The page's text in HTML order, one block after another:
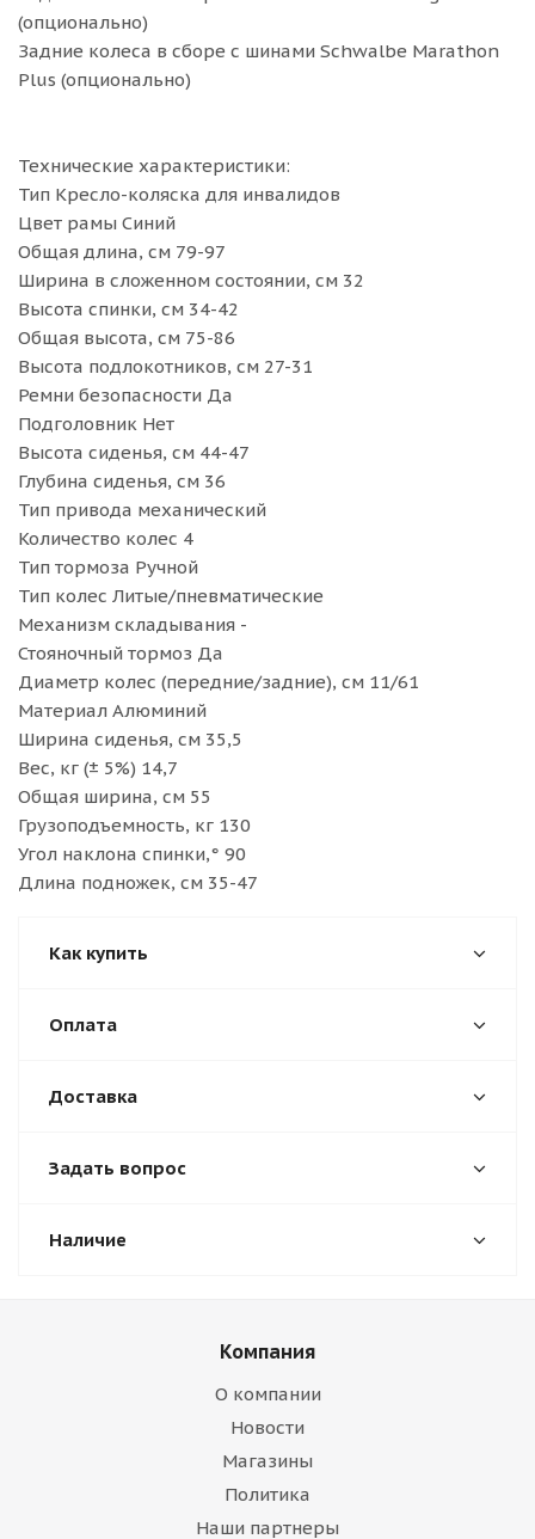
(опционально)
Задние колеса в сборе с шинами Schwalbe Marathon
Plus (опционально)
Технические характеристики:
Тип Кресло-коляска для инвалидов
Цвет рамы Синий
Общая длина, см 79-97
Ширина в сложенном состоянии, см 32
Высота спинки, см 34-42
Общая высота, см 75-86
Высота подлокотников, см 27-31
Ремни безопасности Да
Подголовник Нет
Высота сиденья, см 44-47
Глубина сиденья, см 36
Тип привода механический
Количество колес 4
Тип тормоза Ручной
Тип колес Литые/пневматические
Механизм складывания -
Стояночный тормоз Да
Диаметр колес (передние/задние), см 11/61
Материал Алюминий
Ширина сиденья, см 35,5
Вес, кг (± 5%) 14,7
Общая ширина, см 55
Грузоподъемность, кг 130
Угол наклона спинки,° 90
Длина подножек, см 35-47
Как купить
Оплата
Доставка
Задать вопрос
Наличие
Компания
О компании
Новости
Магазины
Политика
Наши партнеры